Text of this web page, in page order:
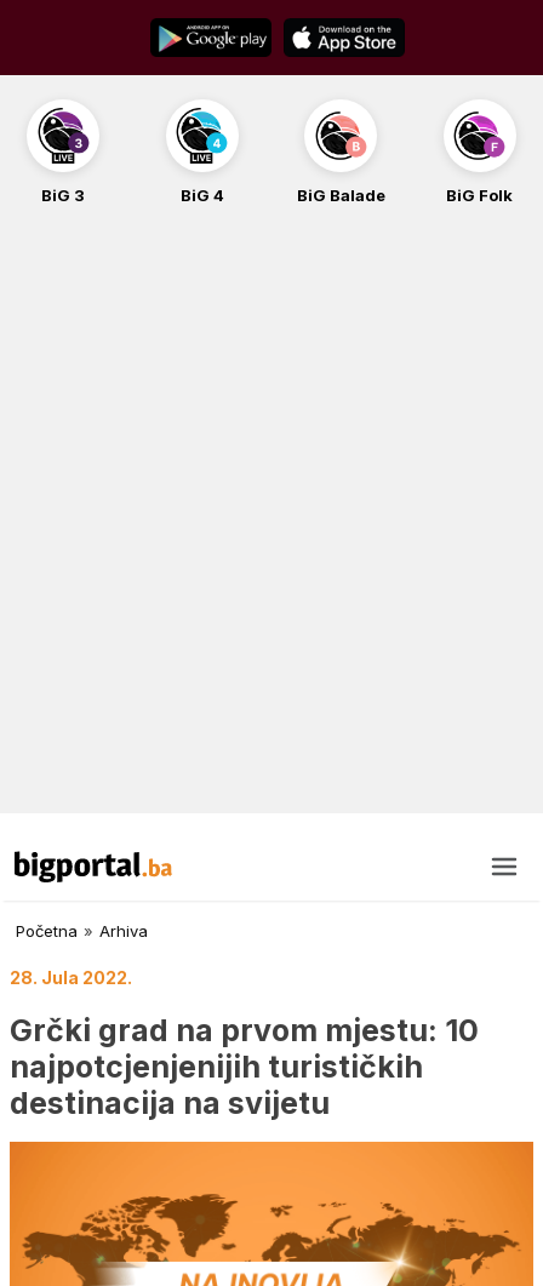
content
BiG 3 BiG 4 BiG Balade BiG Folk
Početna » Arhiva
28. Jula 2022.
Grčki grad na prvom mjestu: 10
najpotcjenjenijih turističkih
destinacija na svijetu